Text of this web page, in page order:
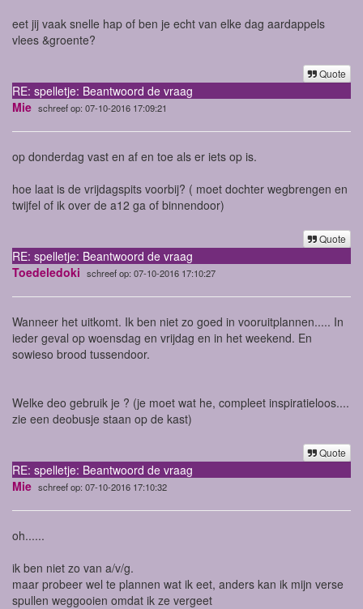
eet jij vaak snelle hap of ben je echt van elke dag aardappels
vlees &groente?
Quote
RE: spelletje: Beantwoord de vraag
Mie schreef op: 07-10-2016 17:09:21
op donderdag vast en af en toe als er iets op is.
hoe laat is de vrijdagspits voorbij? ( moet dochter wegbrengen en
twijfel of ik over de a12 ga of binnendoor)
Quote
RE: spelletje: Beantwoord de vraag
Toedeledoki schreef op: 07-10-2016 17:10:27
Wanneer het uitkomt. Ik ben niet zo goed in vooruitplannen..... In
ieder geval op woensdag en vrijdag en in het weekend. En
sowieso brood tussendoor.
Welke deo gebruik je ? (je moet wat he, compleet inspiratieloos....
zie een deobusje staan op de kast)
Quote
RE: spelletje: Beantwoord de vraag
Mie schreef op: 07-10-2016 17:10:32
oh......
ik ben niet zo van a/v/g.
maar probeer wel te plannen wat ik eet, anders kan ik mijn verse
spullen weggooien omdat ik ze vergeet